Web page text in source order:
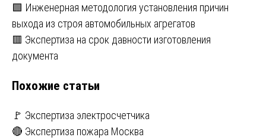
Навигация
по
записям
🟩 Инженерная методология установления причин
выхода из строя автомобильных агрегатов
🟥 Экспертиза на срок давности изготовления
документа
Похожие статьи
🚩 Экспертиза электросчетчика
🔴 Экспертиза пожара Москва